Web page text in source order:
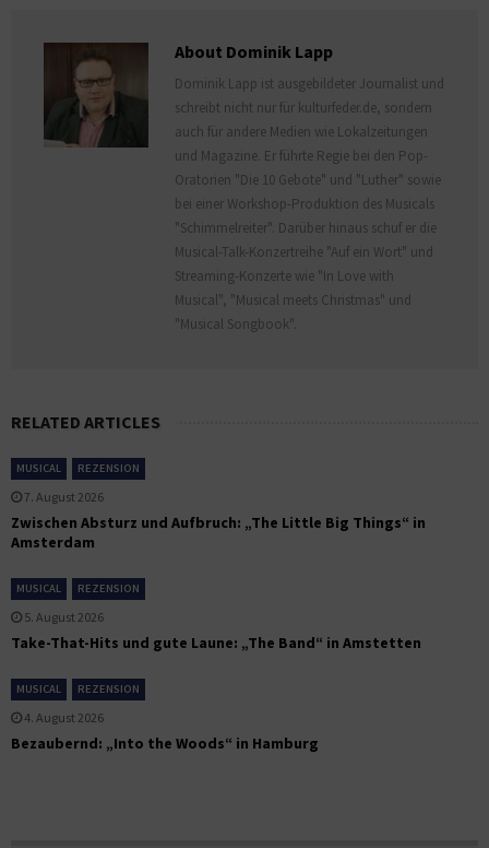
About Dominik Lapp
Dominik Lapp ist ausgebildeter Journalist und
schreibt nicht nur für kulturfeder.de, sondern
auch für andere Medien wie Lokalzeitungen
und Magazine. Er führte Regie bei den Pop-
Oratorien "Die 10 Gebote" und "Luther" sowie
bei einer Workshop-Produktion des Musicals
"Schimmelreiter". Darüber hinaus schuf er die
Musical-Talk-Konzertreihe "Auf ein Wort" und
Streaming-Konzerte wie "In Love with
Musical", "Musical meets Christmas" und
"Musical Songbook".
RELATED ARTICLES
MUSICAL REZENSION
7. August 2026
Zwischen Absturz und Aufbruch: „The Little Big Things“ in
Amsterdam
MUSICAL REZENSION
5. August 2026
Take-That-Hits und gute Laune: „The Band“ in Amstetten
MUSICAL REZENSION
4. August 2026
Bezaubernd: „Into the Woods“ in Hamburg